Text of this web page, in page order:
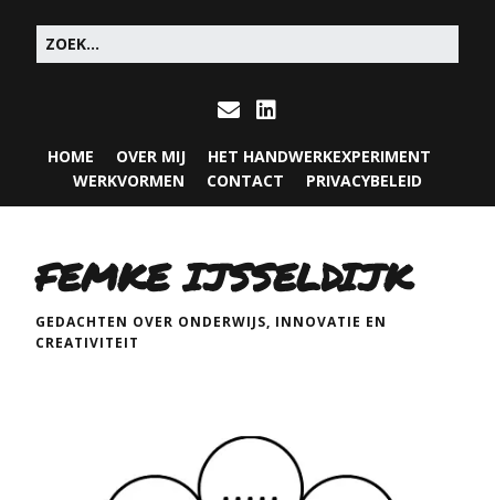
HOME OVER MIJ
HET HANDWERKEXPERIMENT
WERKVORMEN
CONTACT PRIVACYBELEID
FEMKE IJSSELDIJK
GEDACHTEN OVER ONDERWIJS, INNOVATIE EN
CREATIVITEIT